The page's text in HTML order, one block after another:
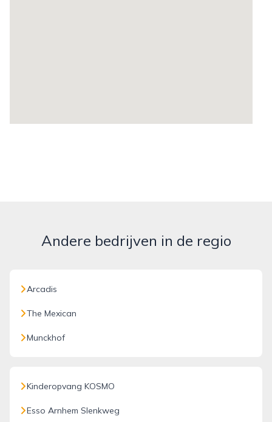
Andere bedrijven in de regio
Arcadis
The Mexican
Munckhof
Kinderopvang KOSMO
Esso Arnhem Slenkweg